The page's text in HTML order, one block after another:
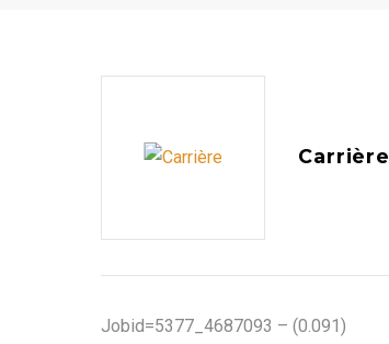
Carrière
Jobid=5377_4687093 – (0.091)